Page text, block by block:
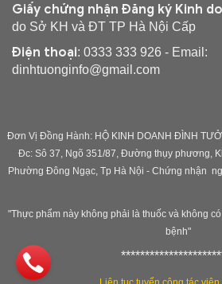
Giấy chứng nhận Đăng ký Kinh
do Sở KH và ĐT TP Hà Nội Cấp
Điện thoại: 0333 333 926 - Email:
dinhtuonginfo@gmail.com
Đơn Vị Đồng Hành: HỘ KINH DOANH ĐÌNH
Đc: Sô 37, Ngõ 351/87, Đường thụy phương,
Phường Đông Ngạc, Tp Hà Nội - Chứng nhận
"Thực phẩm này không phải là thuốc và không
bệnh"